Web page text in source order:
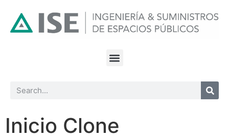
Inicio Clone